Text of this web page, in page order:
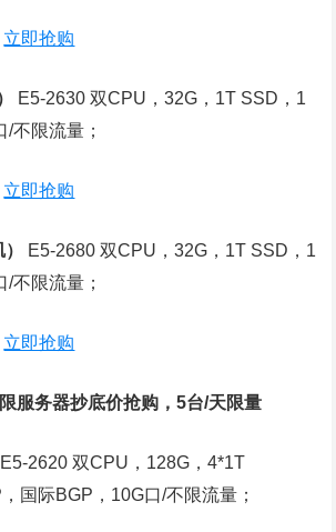
立即抢购
E5-2630 双CPU，32G，1T SSD，1
/不限流量；
立即抢购
E5-2680 双CPU，32G，1T SSD，1
/不限流量；
立即抢购
服务器抄底价抢购，5台/天限量
E5-2620 双CPU，128G，4*1T
国际BGP，10G口/不限流量；